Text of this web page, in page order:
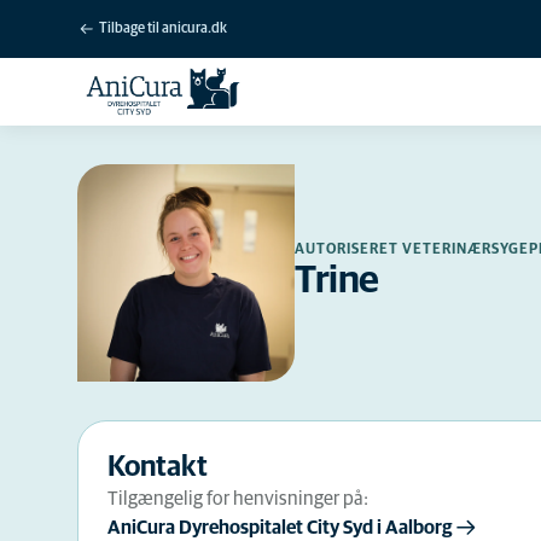
Tilbage til anicura.dk
AUTORISERET
Trine
Kontakt
Tilgængelig for henvisninger på:
AniCura Dyrehospitalet City Syd i Aalborg